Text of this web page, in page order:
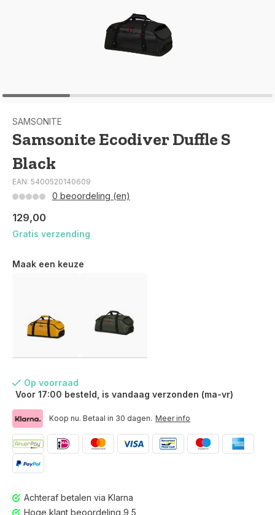
SAMSONITE
Samsonite Ecodiver Duffle S
Black
EAN: 5400520140609
0 beoordeling (en)
129,00
Gratis verzending
Maak een keuze
Op voorraad
Voor 17:00 besteld, is vandaag verzonden (ma-vr)
Koop nu. Betaal in 30 dagen. Meer info
Achteraf betalen via Klarna
Hoge klant beoordeling 9,5